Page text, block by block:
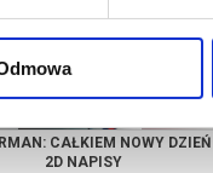
CAŁKIEM NOWY DZIEŃ
2D NAPISY